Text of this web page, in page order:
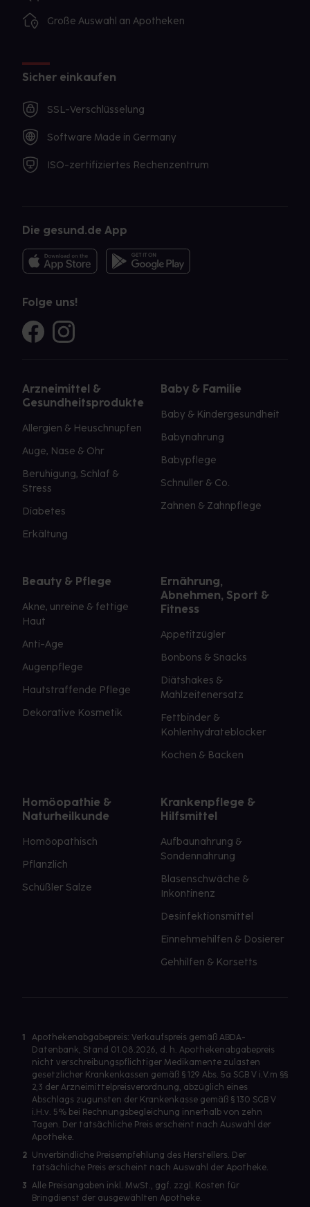
Große Auswahl an Apotheken
Sicher einkaufen
SSL-Verschlüsselung
Software Made in Germany
ISO-zertifiziertes Rechenzentrum
Die gesund.de App
Folge uns!
Arzneimittel &
Gesundheitsprodukte
Allergien & Heuschnupfen
Auge, Nase & Ohr
Beruhigung, Schlaf &
Stress
Diabetes
Erkältung
Baby & Familie
Baby & Kindergesundheit
Babynahrung
Babypflege
Schnuller & Co.
Zahnen & Zahnpflege
Beauty & Pflege
Akne, unreine & fettige
Haut
Anti-Age
Augenpflege
Hautstraffende Pflege
Dekorative Kosmetik
Ernährung,
Abnehmen, Sport &
Fitness
Appetitzügler
Bonbons & Snacks
Diätshakes &
Mahlzeitenersatz
Fettbinder &
Kohlenhydrateblocker
Kochen & Backen
Homöopathie &
Naturheilkunde
Homöopathisch
Pflanzlich
Schüßler Salze
Krankenpflege &
Hilfsmittel
Aufbaunahrung &
Sondennahrung
Blasenschwäche &
Inkontinenz
Desinfektionsmittel
Einnehmehilfen & Dosierer
Gehhilfen & Korsetts
1
Apothekenabgabepreis: Verkaufspreis gemäß ABDA-
Datenbank, Stand 01.08.2026, d. h. Apothekenabgabepreis
nicht verschreibungspflichtiger Medikamente zulasten
gesetzlicher Krankenkassen gemäß § 129 Abs. 5a SGB V i.V.m §§
2,3 der Arzneimittelpreisverordnung, abzüglich eines
Abschlags zugunsten der Krankenkasse gemäß § 130 SGB V
i.H.v. 5% bei Rechnungsbegleichung innerhalb von zehn
Tagen. Der tatsächliche Preis erscheint nach Auswahl der
Apotheke.
2 Unverbindliche Preisempfehlung des Herstellers. Der
tatsächliche Preis erscheint nach Auswahl der Apotheke.
3 Alle Preisangaben inkl. MwSt., ggf. zzgl. Kosten für
Bringdienst der ausgewählten Apotheke.